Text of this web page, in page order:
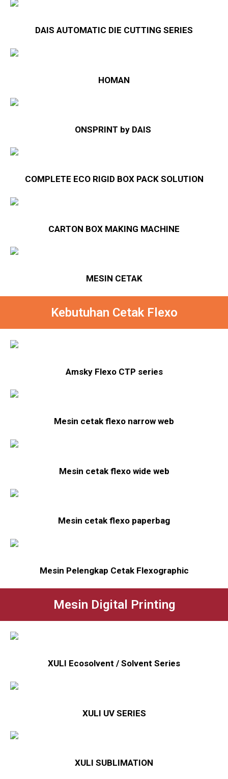
DAIS AUTOMATIC DIE CUTTING SERIES
HOMAN
ONSPRINT by DAIS
COMPLETE ECO RIGID BOX PACK SOLUTION
CARTON BOX MAKING MACHINE
MESIN CETAK
Kebutuhan Cetak Flexo
Amsky Flexo CTP series
Mesin cetak flexo narrow web
Mesin cetak flexo wide web
Mesin cetak flexo paperbag
Mesin Pelengkap Cetak Flexographic
Mesin Digital Printing
XULI Ecosolvent / Solvent Series
XULI UV SERIES
XULI SUBLIMATION